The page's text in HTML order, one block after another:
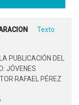
Texto
PUBLICACIÓN DEL
JÓVENES
RAFAEL PÉREZ